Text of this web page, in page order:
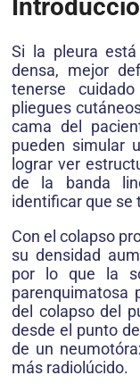
Si la pleura
densa, mejor
tenerse
pliegues
cama del
pueden simular
lograr ver
de la banda
identificar que se
Con el colapso
su densidad
por lo que la
parenquimatosa
del colapso del
desde el punto
de un
más radiolúcido.